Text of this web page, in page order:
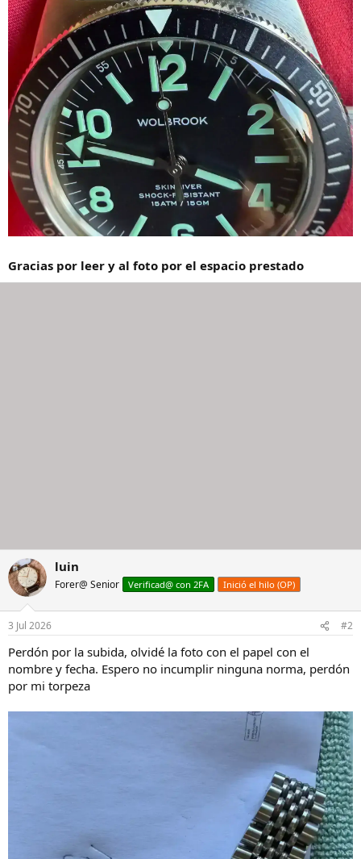
Gracias por leer y al foto por el espacio prestado
luin
Forer@ Senior Verificad@ con 2FA Inició el hilo (OP)
3 Jul 2026 #2
Perdón por la subida, olvidé la foto con el papel con el
nombre y fecha. Espero no incumplir ninguna norma, perdón
por mi torpeza